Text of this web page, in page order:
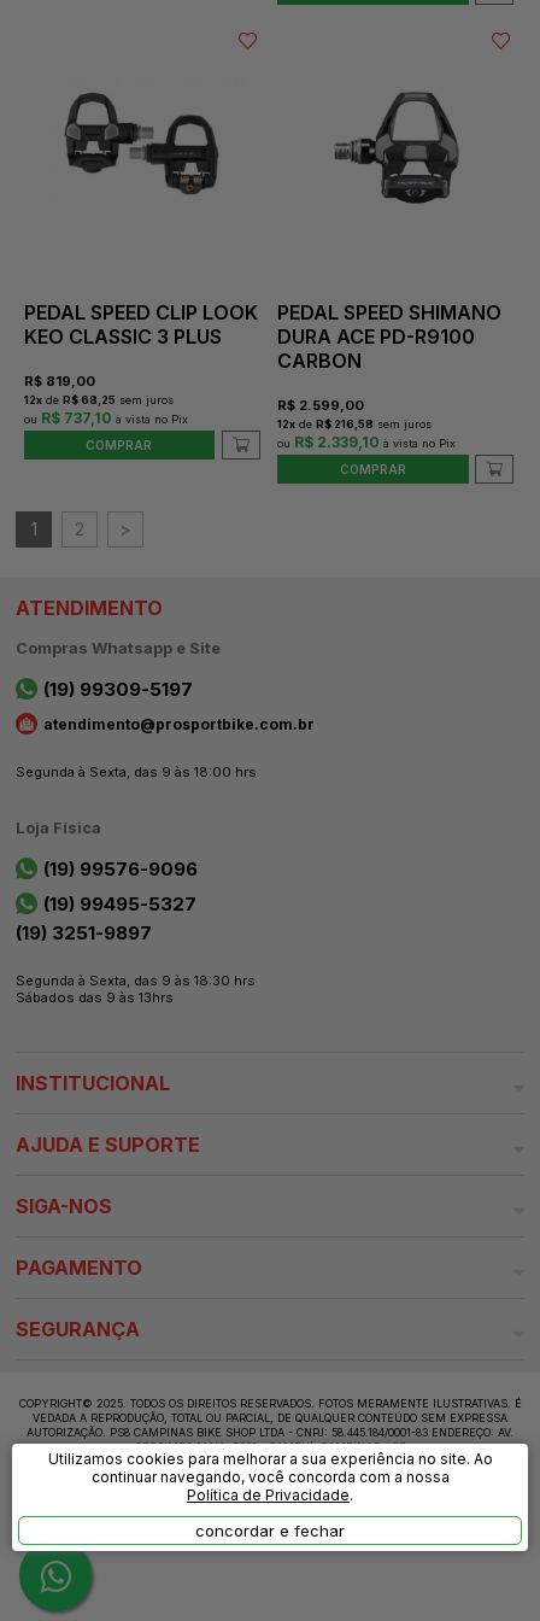
PEDAL SPEED CLIP LOOK
KEO CLASSIC 3 PLUS
R$ 819,00
12x de R$ 68,25 sem juros
R$ 737,10
COMPRAR
PEDAL SPEED SHIMANO
DURA ACE PD-R9100
CARBON
R$ 2.599,00
12x de R$ 216,58 sem juros
R$ 2.339,10
COMPRAR
1 2 >
ATENDIMENTO
Compras Whatsapp e Site
(19) 99309-5197
atendimento@prosportbike.com.br
Segunda à Sexta, das 9 às 18:00 hrs
Loja Física
(19) 99576-9096
(19) 99495-5327
(19) 3251-9897
Segunda à Sexta, das 9 às 18:30 hrs
Sábados das 9 às 13hrs
INSTITUCIONAL
AJUDA E SUPORTE
SIGA-NOS
PAGAMENTO
SEGURANÇA
COPYRIGHT© 2025. TODOS OS DIREITOS RESERVADOS. FOTOS MERAMENTE ILUSTRATIVAS. É
VEDADA A REPRODUÇÃO, TOTAL OU PARCIAL, DE QUALQUER CONTEÚDO SEM EXPRESSA
AUTORIZAÇÃO. PS8 CAMPINAS BIKE SHOP LTDA - CNPJ: 58.445.184/0001-83 ENDEREÇO: AV.
OROSIMBO MAIA, 2001 - CAMBUÍ, CAMPINAS - SP
Utilizamos cookies para melhorar a sua experiência no site. Ao
continuar navegando, você concorda com a nossa
Política de Privacidade.
concordar e fechar